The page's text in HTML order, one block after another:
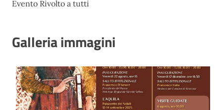
Evento Rivolto a tutti
Galleria immagini